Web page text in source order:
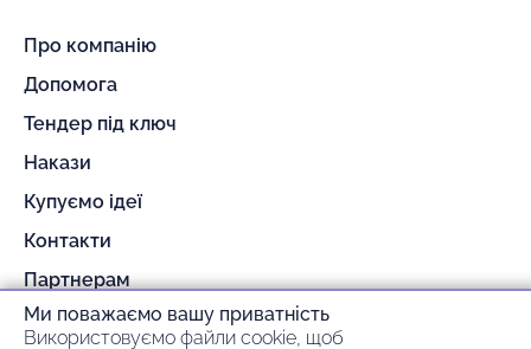
Про компанію
Допомога
Тендер під ключ
Накази
Купуємо ідеї
Контакти
Партнерам
Гарантія та повернення
Ми поважаємо вашу приватність
Використовуємо файли cookie, щоб